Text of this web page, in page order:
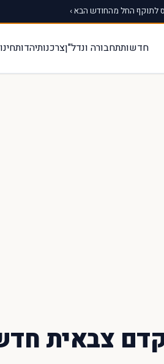
לתוקף החל מהחודש הבא ›
חדשותתחבורה ונדל"ןצרכנותיהדות
צבאית